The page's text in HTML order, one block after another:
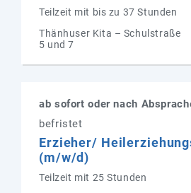
Teilzeit mit bis zu 37 Stunden
Thänhuser Kita – Schulstraße
5 und 7
ab sofort oder nach
befristet
Erzieher/
(m/w/d)
Teilzeit mit 25 Stunden